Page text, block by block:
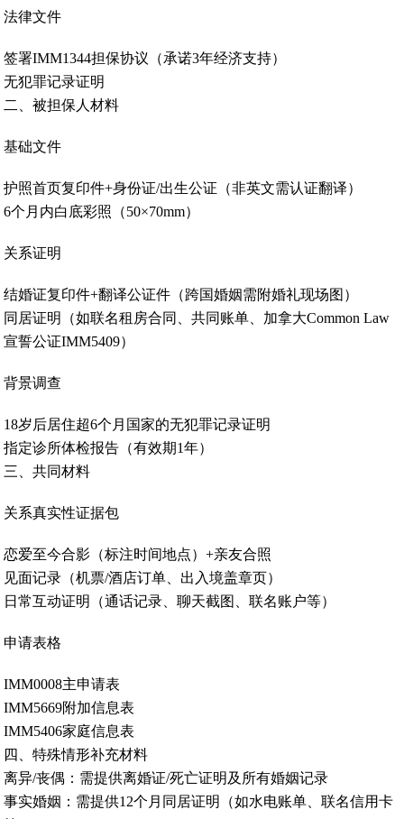
法律文件‌
签署IMM1344担保协议（承诺3年经济支持）
无犯罪记录证明‌
二、被担保人材料
基础文件‌
护照首页复印件+身份证/出生公证（非英文需认证翻译）
6个月内白底彩照（50×70mm）‌
关系证明‌
结婚证复印件+翻译公证件（跨国婚姻需附婚礼现场图）
同居证明（如联名租房合同、共同账单、加拿大Common Law
宣誓公证IMM5409）‌
背景调查‌
18岁后居住超6个月国家的无犯罪记录证明
指定诊所体检报告（有效期1年）‌
三、共同材料
关系真实性证据包‌
恋爱至今合影（标注时间地点）+亲友合照
见面记录（机票/酒店订单、出入境盖章页）
日常互动证明（通话记录、聊天截图、联名账户等）‌
申请表格‌
IMM0008主申请表
IMM5669附加信息表
IMM5406家庭信息表‌
四、特殊情形补充材料
离异/丧偶‌：需提供离婚证/死亡证明及所有婚姻记录‌
事实婚姻‌：需提供12个月同居证明（如水电账单、联名信用卡